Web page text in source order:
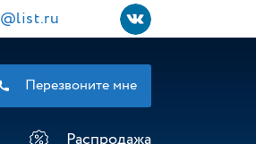
Перезвоните мне